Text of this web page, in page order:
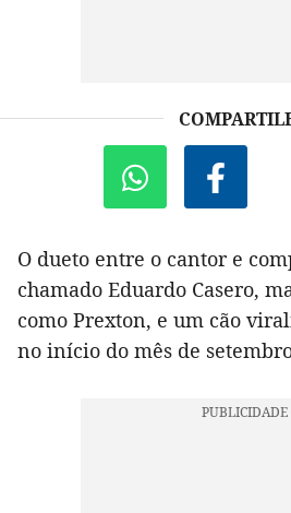
O dueto entre o cantor e
chamado Eduardo Casero,
como Prexton, e um cão
no início do mês de